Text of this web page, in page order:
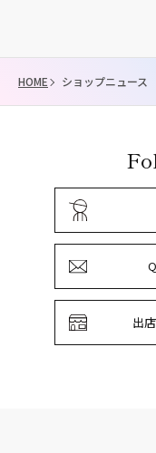
HOME ショップニュース
出